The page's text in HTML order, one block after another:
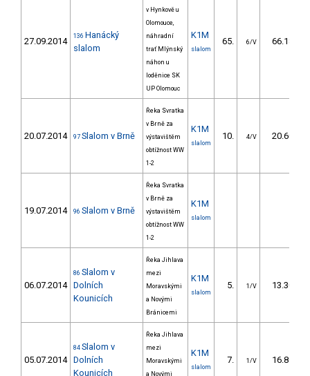
27.09.2014 136 Hanácký
slalom
v Hynkově u
Olomouce,
náhradní
trať Mlýnský
náhon u
loděnice SK
UP Olomouc
K1M
slalom
65. 6/V 66.18
20.07.2014 97 Slalom v Brně
Řeka Svratka
v Brně za
výstavištěm
obtížnost WW
1-2
K1M
slalom
10. 4/V 20.60
19.07.2014 96 Slalom v Brně
Řeka Svratka
v Brně za
výstavištěm
obtížnost WW
1-2
K1M
slalom
06.07.2014
86 Slalom v
Dolních
Kounicích
Řeka Jihlava
mezi
Moravskými
a Novými
Bránicemi
K1M
slalom
5. 1/V 13.30
05.07.2014
84 Slalom v
Dolních
Kounicích
Řeka Jihlava
mezi
Moravskými
a Novými
K1M
slalom
7. 1/V 16.80